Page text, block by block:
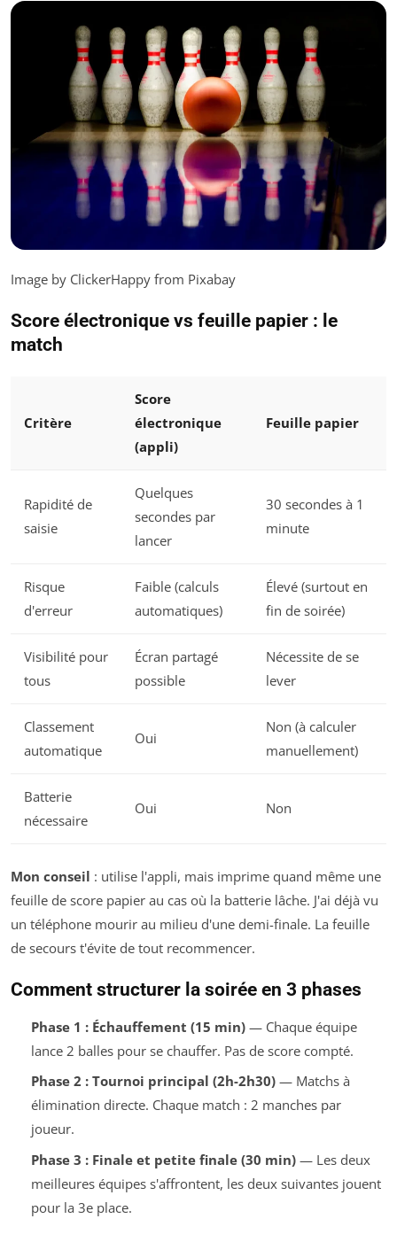
Image by ClickerHappy from Pixabay
Score électronique vs feuille papier : le
match
Critère
Score
électronique
(appli)
Feuille papier
Rapidité de
saisie
Quelques
secondes par
lancer
30 secondes à 1
minute
Risque
d'erreur
Faible (calculs
automatiques)
Élevé (surtout en
fin de soirée)
Visibilité pour
tous
Écran partagé
possible
Nécessite de se
lever
Classement
automatique
Oui
Non (à calculer
manuellement)
Batterie
nécessaire
Oui Non
Mon conseil : utilise l'appli, mais imprime quand même une
feuille de score papier au cas où la batterie lâche. J'ai déjà vu
un téléphone mourir au milieu d'une demi-finale. La feuille
de secours t'évite de tout recommencer.
Comment structurer la soirée en 3 phases
Phase 1 : Échauffement (15 min)— Chaque équipe
lance 2 balles pour se chauffer. Pas de score compté.
Phase 2 : Tournoi principal (2h-2h30)— Matchs à
élimination directe. Chaque match : 2 manches par
joueur.
Phase 3 : Finale et petite finale (30 min)— Les deux
meilleures équipes s'affrontent, les deux suivantes jouent
pour la 3e place.